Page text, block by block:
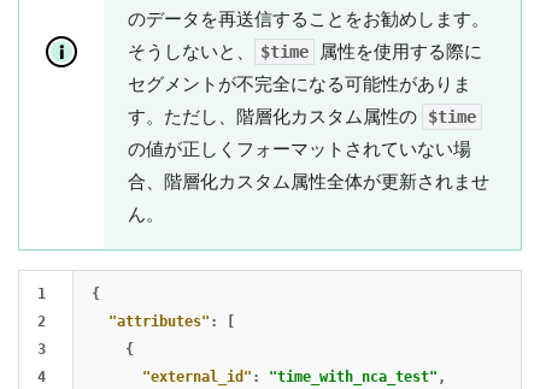
のデータを再送信することをお勧めします。
そうしないと、
$time
属性を使用する際に
セグメントが不完全になる可能性がありま
す。ただし、階層化カスタム属性の
$time
の値が正しくフォーマットされていない場
合、階層化カスタム属性全体が更新されませ
ん。
1
2
3
4
{
"attributes" :
{
"external_id" : "time_with_nca_test" ,